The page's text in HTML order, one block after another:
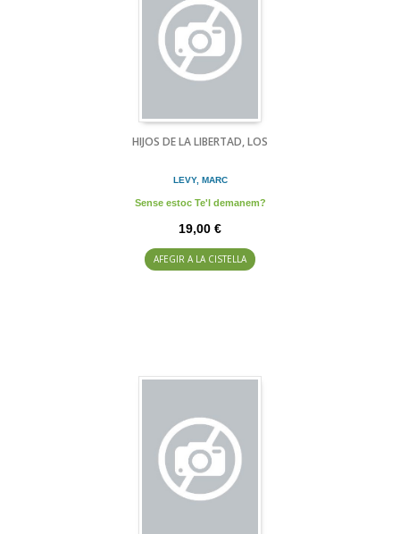
HIJOS DE LA LIBERTAD, LOS
LEVY, MARC
Sense estoc Te'l demanem?
19,00 €
AFEGIR A LA CISTELLA